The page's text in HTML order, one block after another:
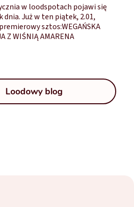
w loodspotach pojawi się
dnia. Już w ten piątek, 2.01,
sztos:WEGAŃSKA
Z WIŚNIĄ AMARENA
Loodowy blog